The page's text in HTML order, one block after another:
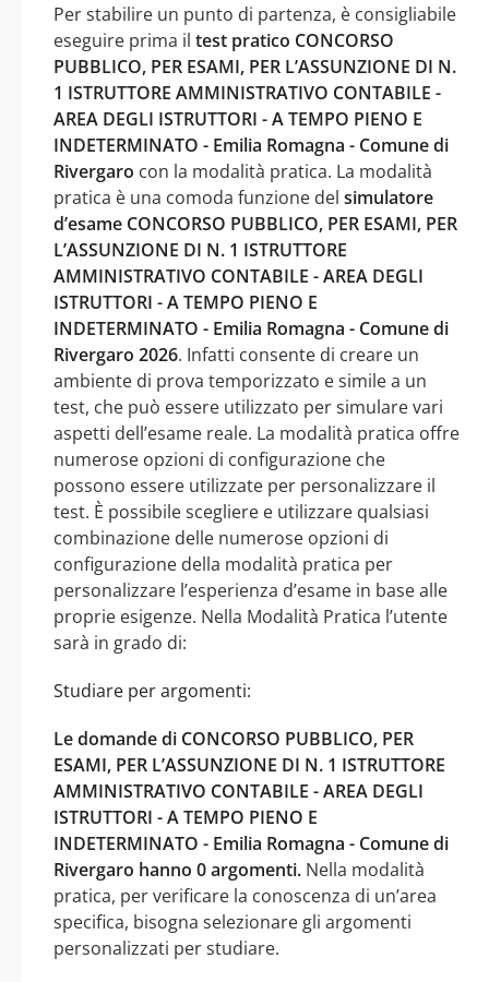
Per stabilire un punto di partenza, è consigliabile
eseguire prima il test pratico CONCORSO
PUBBLICO, PER ESAMI, PER L’ASSUNZIONE DI N.
1 ISTRUTTORE AMMINISTRATIVO CONTABILE -
AREA DEGLI ISTRUTTORI - A TEMPO PIENO E
INDETERMINATO - Emilia Romagna - Comune di
Rivergaro con la modalità pratica. La modalità
pratica è una comoda funzione del simulatore
d’esame CONCORSO PUBBLICO, PER ESAMI, PER
L’ASSUNZIONE DI N. 1 ISTRUTTORE
AMMINISTRATIVO CONTABILE - AREA DEGLI
ISTRUTTORI - A TEMPO PIENO E
INDETERMINATO - Emilia Romagna - Comune di
Rivergaro 2026. Infatti consente di creare un
ambiente di prova temporizzato e simile a un
test, che può essere utilizzato per simulare vari
aspetti dell’esame reale. La modalità pratica offre
numerose opzioni di configurazione che
possono essere utilizzate per personalizzare il
test. È possibile scegliere e utilizzare qualsiasi
combinazione delle numerose opzioni di
configurazione della modalità pratica per
personalizzare l’esperienza d’esame in base alle
proprie esigenze. Nella Modalità Pratica l’utente
sarà in grado di:
Studiare per argomenti:
Le domande di CONCORSO PUBBLICO, PER
ESAMI, PER L’ASSUNZIONE DI N. 1 ISTRUTTORE
AMMINISTRATIVO CONTABILE - AREA DEGLI
ISTRUTTORI - A TEMPO PIENO E
INDETERMINATO - Emilia Romagna - Comune di
Rivergaro hanno 0 argomenti. Nella modalità
pratica, per verificare la conoscenza di un’area
specifica, bisogna selezionare gli argomenti
personalizzati per studiare.